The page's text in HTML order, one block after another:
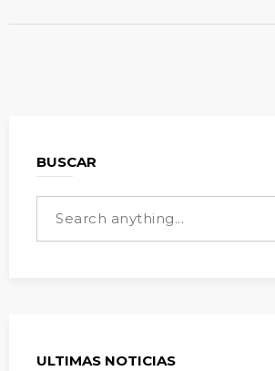
BUSCAR
ULTIMAS NOTICIAS